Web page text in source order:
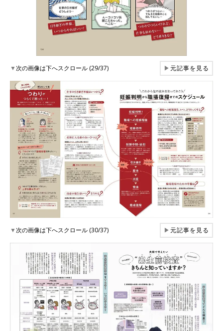
▼次の画像は下へスクロール (29/37) ▶元記事を見る
▼次の画像は下へスクロール (30/37) ▶元記事を見る